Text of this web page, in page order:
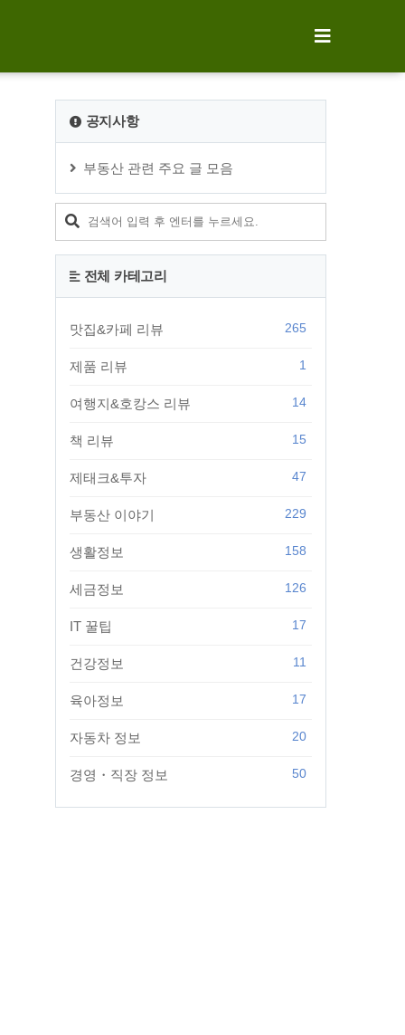
공지사항
부동산 관련 주요 글 모음
전체 카테고리
맛집&카페 리뷰 265
제품 리뷰 1
여행지&호캉스 리뷰 14
책 리뷰 15
제태크&투자 47
부동산 이야기 229
생활정보 158
세금정보 126
IT 꿀팁 17
건강정보 11
육아정보 17
자동차 정보 20
경영・직장 정보 50